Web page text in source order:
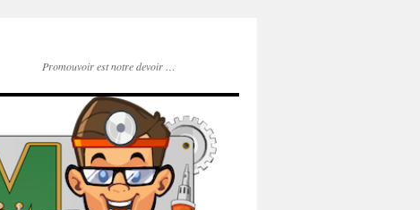
Promouvoir est notre devoir …